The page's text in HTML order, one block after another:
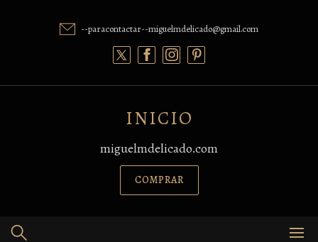
--paracontactar--miguelmdelicado@gmail.com
INICIO
miguelmdelicado.com
COMPRAR